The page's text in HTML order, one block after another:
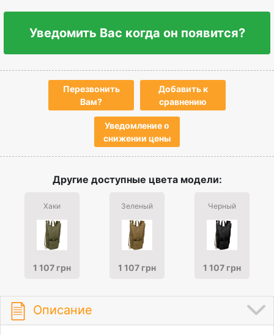
Уведомить Вас когда он появится?
Перезвонить
Вам?
Добавить к
сравнению
Уведомление о
снижении цены
Другие доступные цвета модели:
Хаки
1 107 грн
Зеленый
1 107 грн
Черный
1 107 грн
Описание